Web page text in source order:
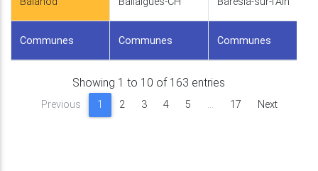
Communes Communes Communes
Showing 1 to 10 of 163 entries
Previous 1 2 3 4 5 … 17 Next